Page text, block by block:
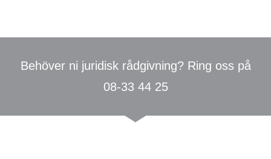
Behöver ni juridisk rådgivning? Ring oss på
08-33 44 25